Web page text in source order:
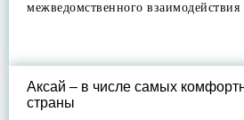
межведомственного
Аксай – в числе самых
страны